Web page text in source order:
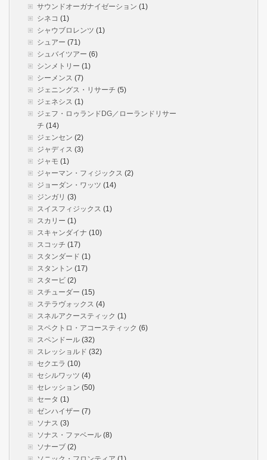
サウンドオーガナイゼーション (1)
シネコ (1)
シャウブロレンツ (1)
シュアー (71)
シュバイツアー (6)
シンメトリー (1)
シーメンス (7)
ジェニングス・リサーチ (5)
ジェネシス (1)
ジェフ・ロゥランドDG／ローランドリサー
チ (14)
ジェンセン (2)
ジャディス (3)
ジャモ (1)
ジャーマン・フィジックス (2)
ジョーダン・ワッツ (14)
ジンガリ (3)
スイスフィジックス (1)
スカリー (1)
スキャンダイナ (10)
スコッチ (17)
スタンダード (1)
スタントン (17)
スタービ (2)
スチューダー (15)
ステラヴォックス (4)
スネルアクースティック (1)
スペクトロ・アコースティック (6)
スペンドール (32)
スレッショルド (32)
セクエラ (10)
セシルワッツ (4)
セレッション (50)
セータ (1)
ゼンハイザー (7)
ソナス (3)
ソナス・ファベール (8)
ソナーブ (2)